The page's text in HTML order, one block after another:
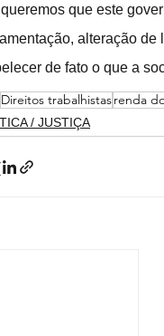
queremos que este
alteração de
de fato o que a
Direitos trabalhistasrenda
/ JUSTIÇA